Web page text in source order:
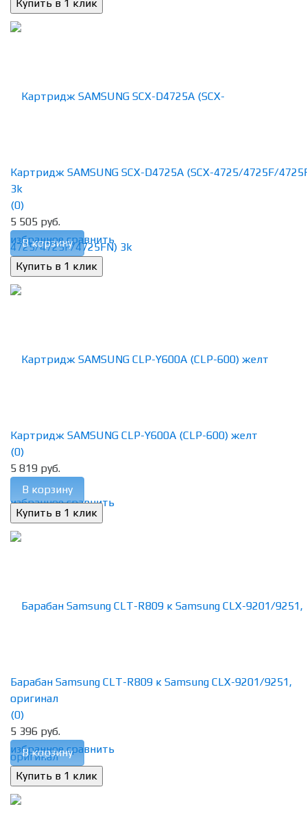
избранное сравнить
Картридж SAMSUNG SCX-D4725A (SCX-4725/4725F/
3k
(0)
5 505 руб.
В корзину
избранное сравнить
Картридж SAMSUNG CLP-Y600A (CLP-600) желт
(0)
5 819 руб.
В корзину
избранное сравнить
Барабан Samsung CLT-R809 к Samsung CLX-9201/9251,
оригинал
(0)
5 396 руб.
В корзину